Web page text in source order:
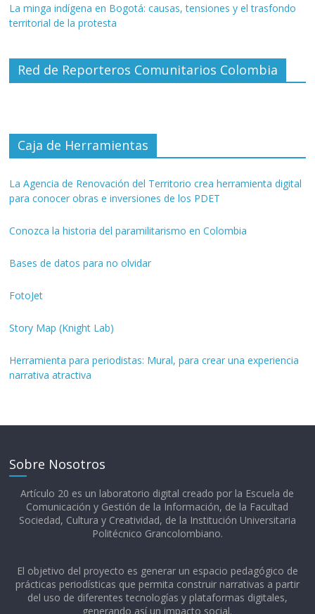
La minga indígena en Bogotá: causas, tensiones y el trasfondo
territorial de la protesta
Red de Reporteros Comunitarios Colombia
Caja de Herramientas
La Agencia de Renovación del Territorio crea herramienta digital
para conocer obras e inversiones de los PDET
Conozca la historia del paramilitarismo en Colombia
Bases de datos para no olvidar
FotoJet
Story Map (Knight Lab)
Herramienta para periodistas: Mural, para crear una experiencia
narrativa atractiva
Sobre Nosotros
Artículo 20 es un laboratorio digital creado por la Escuela de
Comunicación y Gestión de la Información, de la Facultad
Sociedad, Cultura y Creatividad, de la Institución Universitaria
Politécnico Grancolombiano.​
El objetivo del proyecto es generar un espacio pedagógico de
prácticas periodísticas que permita construir narrativas a partir
del uso de diferentes tecnologías y plataformas digitales,
generando así un impacto social.